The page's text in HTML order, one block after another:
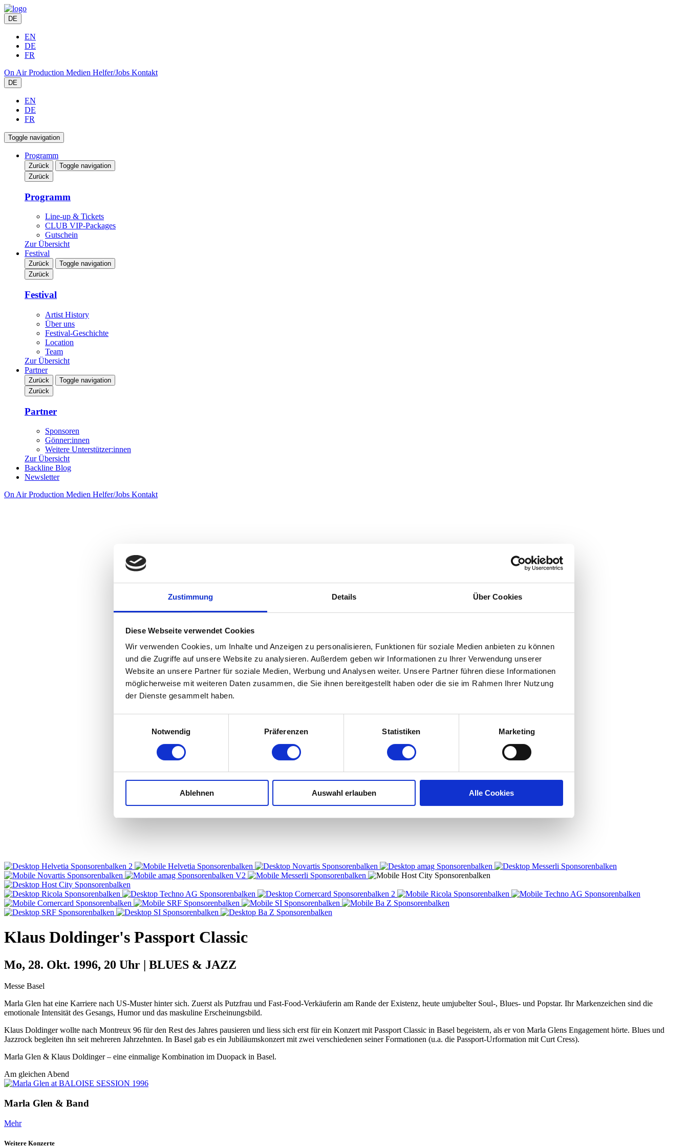
Zustimmung Details Über Cookies
Diese Webseite verwendet Cookies
Wir verwenden Cookies, um Inhalte und Anzeigen zu personalisieren, Funktionen für soziale Medien anbieten zu können
und die Zugriffe auf unsere Website zu analysieren. Außerdem geben wir Informationen zu Ihrer Verwendung unserer
Website an unsere Partner für soziale Medien, Werbung und Analysen weiter. Unsere Partner führen diese Informationen
möglicherweise mit weiteren Daten zusammen, die Sie ihnen bereitgestellt haben oder die sie im Rahmen Ihrer Nutzung
der Dienste gesammelt haben.
Notwendig
Präferenzen Statistiken Marketing
Ablehnen Auswahl erlauben Alle Cookies
DE
EN
DE
FR
On AirProduction Medien Helfer/Jobs Kontakt
DE
EN
DE
FR
Toggle navigation
Programm
Zurück
Toggle navigation
Zurück
Programm
Line-up & Tickets
CLUB VIP-Packages
Gutschein
Zur Übersicht
Festival
Zurück
Toggle navigation
Zurück
Festival
Artist History
Über uns
Festival-Geschichte
Location
Team
Zur Übersicht
Partner
Zurück
Toggle navigation
Zurück
Partner
Sponsoren
Gönner:innen
Weitere Unterstützer:innen
Zur Übersicht
Backline Blog
Newsletter
On AirProduction Medien Helfer/Jobs Kontakt
Klaus Doldinger's Passport Classic
Mo, 28. Okt. 1996, 20 Uhr | BLUES & JAZZ
Messe Basel
Marla Glen hat eine Karriere nach US-Muster hinter sich. Zuerst als Putzfrau und Fast-Food-Verkäuferin am Rande der Existenz, heute umjubelter Soul-, Blues- und Popstar. Ihr Markenzeichen sind die
emotionale Intensität des Gesangs, Humor und das maskuline Erscheinungsbild.
Klaus Doldinger wollte nach Montreux 96 für den Rest des Jahres pausieren und liess sich erst für ein Konzert mit Passport Classic in Basel begeistern, als er von Marla Glens Engagement hörte. Blues und
Jazzrock begleiten ihn seit mehreren Jahrzehnten. In Basel gab es ein Jubiläumskonzert mit zwei verschiedenen seiner Formationen (u.a. die Passport-Urformation mit Curt Cress).
Marla Glen & Klaus Doldinger – eine einmalige Kombination im Duopack in Basel.
Am gleichen Abend
Marla Glen & Band
Mehr
Weitere Konzerte